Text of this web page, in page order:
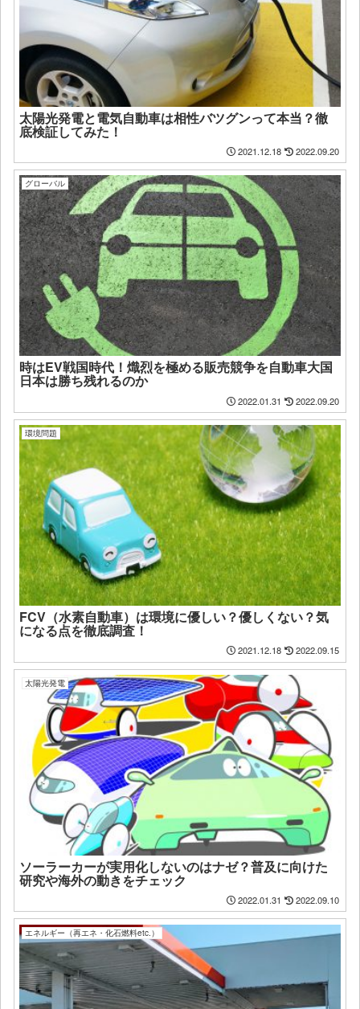
太陽光発電と電気自動車は相性バツグンって本当？徹
底検証してみた！
2021.12.18 2022.09.20
グローバル
時はEV戦国時代！熾烈を極める販売競争を自動車大国
日本は勝ち残れるのか
2022.01.31 2022.09.20
環境問題
FCV（水素自動車）は環境に優しい？優しくない？気
になる点を徹底調査！
2021.12.18 2022.09.15
太陽光発電
ソーラーカーが実用化しないのはナゼ？普及に向けた
研究や海外の動きをチェック
2022.01.31 2022.09.10
エネルギー（再エネ・化石燃料etc.）